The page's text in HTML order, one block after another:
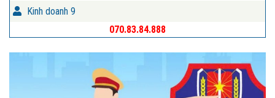
Kinh doanh 9
070.83.84.888